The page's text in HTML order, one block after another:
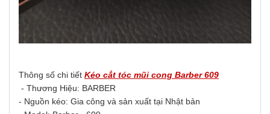
Thông số chi tiết Kéo cắt tóc mũi cong Barber 609
- Thương Hiệu: BARBER
- Nguồn kéo: Gia công và sản xuất tại Nhật bản